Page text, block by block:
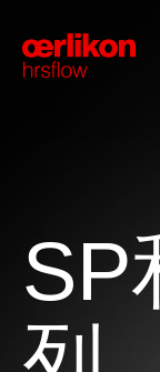
SP